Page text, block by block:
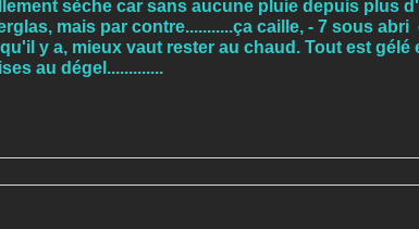
sèche car sans aucune pluie depuis plus
mais par contre...........ça caille, - 7 sous abri
y a, mieux vaut rester au chaud. Tout est gélé
au dégel.............